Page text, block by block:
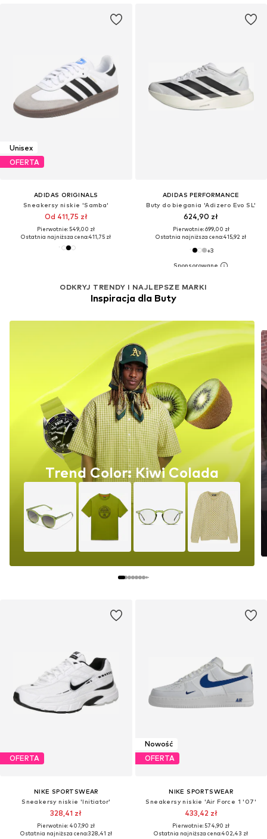
Unisex
OFERTA
ADIDAS ORIGINALS
Sneakersy niskie 'Samba'
Od 411,75 zł
Pierwotnie: 549,00 zł
Ostatnia najniższa cena:411,75 zł
ADIDAS PERFORMANCE
Buty do biegania 'Adizero Evo SL'
624,90 zł
Pierwotnie: 699,00 zł
Ostatnia najniższa cena:415,92 zł
+3
ODKRYJ TRENDY I NAJLEPSZE MARKI
Inspiracja dla Buty
Trend Color: Kiwi Colada
OFERTA
NIKE SPORTSWEAR
Sneakersy niskie 'Initiator'
328,41 zł
Pierwotnie: 407,90 zł
Ostatnia najniższa cena:328,41 zł
Nowość
OFERTA
NIKE SPORTSWEAR
Sneakersy niskie 'Air Force 1 '07'
433,42 zł
Pierwotnie: 574,90 zł
Ostatnia najniższa cena:402,43 zł